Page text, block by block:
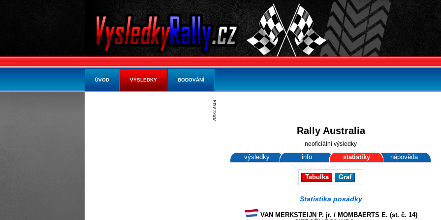
Rally Australia
neoficiální výsledky
výsledky info statistiky nápověda
Tabulka Graf
Statistika posádky
VAN MERKSTEIJN P. jr. / MOMBAERTS E. (st. č. 14)
ÚVOD VÝSLEDKY BODOVÁNÍ